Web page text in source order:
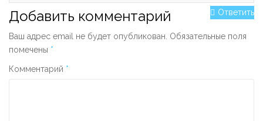
Ответить
Добавить комментарий
Ваш адрес email не будет опубликован. Обязательные поля
помечены *
Комментарий *